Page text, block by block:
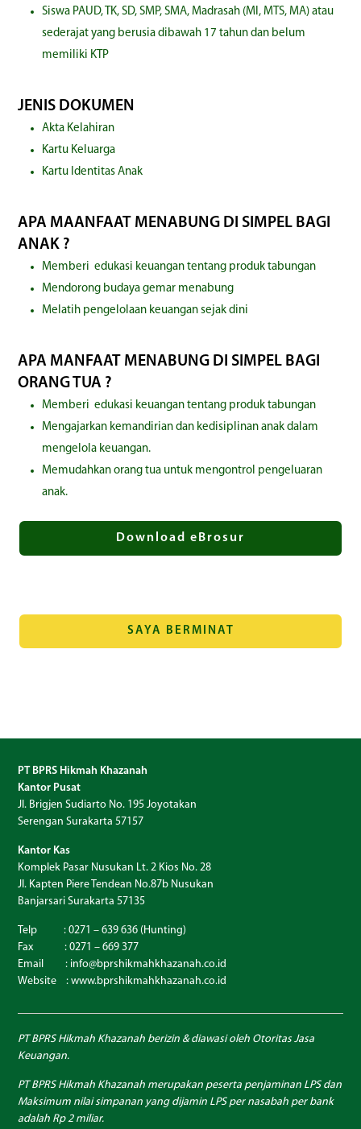
Siswa PAUD, TK, SD, SMP, SMA, Madrasah (MI, MTS, MA) atau
sederajat yang berusia dibawah 17 tahun dan belum
memiliki KTP
JENIS DOKUMEN
Akta Kelahiran
Kartu Keluarga
Kartu Identitas Anak
APA MAANFAAT MENABUNG DI SIMPEL BAGI
ANAK ?
Memberi edukasi keuangan tentang produk tabungan
Mendorong budaya gemar menabung
Melatih pengelolaan keuangan sejak dini
APA MANFAAT MENABUNG DI SIMPEL BAGI
ORANG TUA ?
Memberi edukasi keuangan tentang produk tabungan
Mengajarkan kemandirian dan kedisiplinan anak dalam
mengelola keuangan.
Memudahkan orang tua untuk mengontrol pengeluaran
anak.
Download eBrosur
SAYA BERMINAT
PT BPRS Hikmah Khazanah
Kantor Pusat
Jl. Brigjen Sudiarto No. 195 Joyotakan
Serengan Surakarta 57157
Kantor Kas
Komplek Pasar Nusukan Lt. 2 Kios No. 28
Jl. Kapten Piere Tendean No.87b Nusukan
Banjarsari Surakarta 57135
Telp : 0271 – 639 636 (Hunting)
Fax : 0271 – 669 377
Email : info@bprshikmahkhazanah.co.id
Website :www.bprshikmahkhazanah.co.id
PT BPRS Hikmah Khazanah berizin & diawasi oleh Otoritas Jasa
Keuangan.
PT BPRS Hikmah Khazanah merupakan peserta penjaminan LPS dan
Maksimum nilai simpanan yang dijamin LPS per nasabah per bank
adalah Rp 2 miliar.